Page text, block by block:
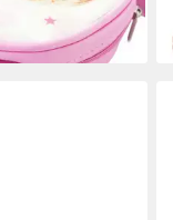
bei dir